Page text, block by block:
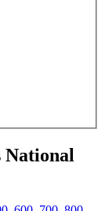
National